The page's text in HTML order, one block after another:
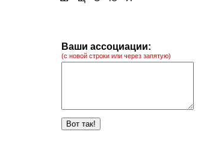
Ваши ассоциации:
(с новой строки или через запятую)